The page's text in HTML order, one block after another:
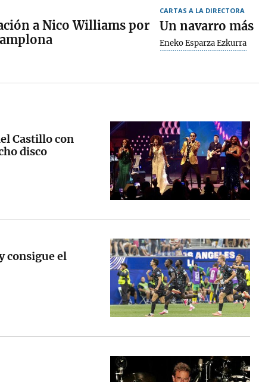
a Nico Williams por
CARTAS A LA DIRECTORA
Un navarro más
Eneko Esparza Ezkurra
Castillo con
disco
consigue el